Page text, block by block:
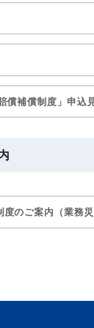
償補償制度」申込
のご案内（業務災